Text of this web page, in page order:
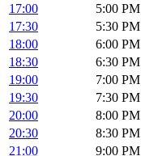
17:00
5:00 PM
17:30
5:30 PM
18:00
6:00 PM
18:30
6:30 PM
19:00
7:00 PM
19:30
7:30 PM
20:00
8:00 PM
20:30
8:30 PM
21:00
9:00 PM